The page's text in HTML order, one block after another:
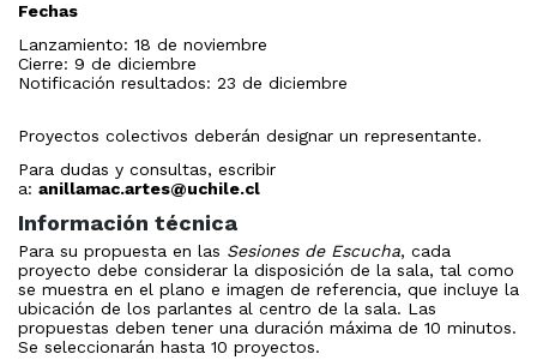
Fechas
Lanzamiento: 18 de noviembre
Cierre: 9 de diciembre
Notificación resultados: 23 de diciembre
Proyectos colectivos deberán designar un representante.
Para dudas y consultas, escribir
a: anillamac.artes@uchile.cl
Información técnica
Para su propuesta en las Sesiones de Escucha, cada
proyecto debe considerar la disposición de la sala, tal como
se muestra en el plano e imagen de referencia, que incluye la
ubicación de los parlantes al centro de la sala. Las
propuestas deben tener una duración máxima de 10 minutos.
Se seleccionarán hasta 10 proyectos.